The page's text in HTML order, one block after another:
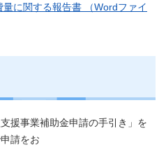
量に関する報告書 （Wordファイ
事業補助金申請の手引き」を
請をお